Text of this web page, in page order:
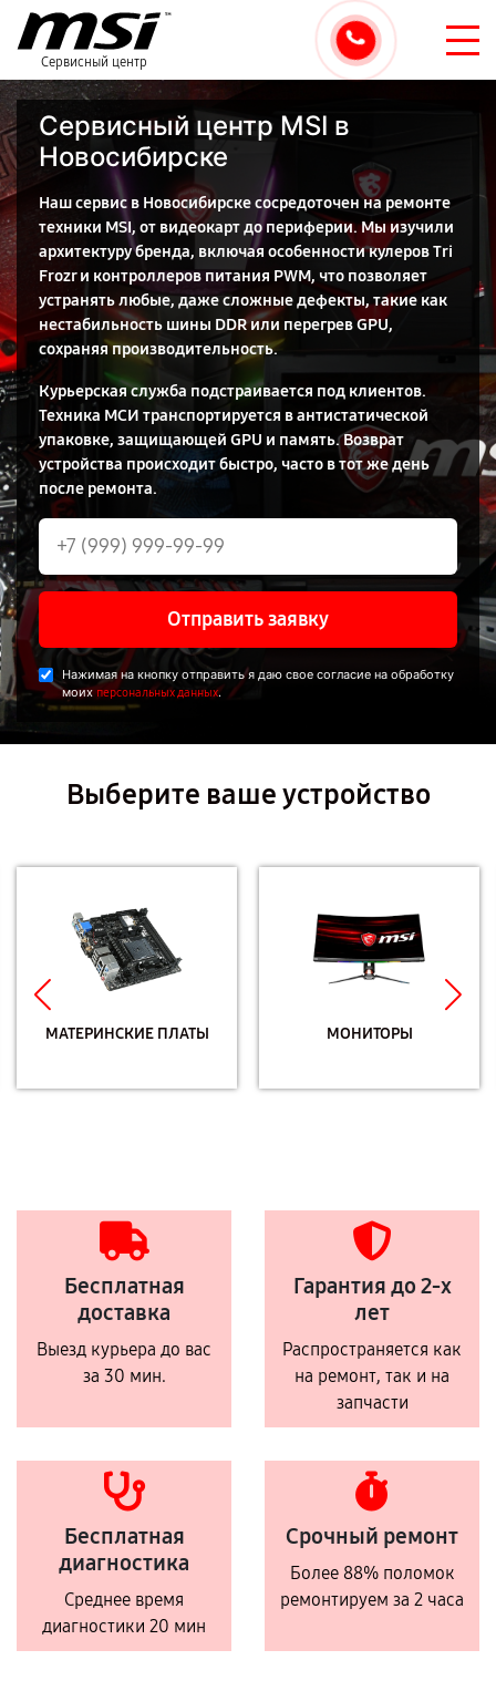
Сервисный центр
Сервисный центр MSI в
Новосибирске
Наш сервис в Новосибирске сосредоточен на ремонте
техники MSI, от видеокарт до периферии. Мы изучили
архитектуру бренда, включая особенности кулеров Tri
Frozr и контроллеров питания PWM, что позволяет
устранять любые, даже сложные дефекты, такие как
нестабильность шины DDR или перегрев GPU,
сохраняя производительность.
Курьерская служба подстраивается под клиентов.
Техника МСИ транспортируется в антистатической
упаковке, защищающей GPU и память. Возврат
устройства происходит быстро, часто в тот же день
после ремонта.
Отправить заявку
Нажимая на кнопку отправить я даю свое согласие на обработку
моих персональных данных.
Выберите ваше устройство
МАТЕРИНСКИЕ ПЛАТЫ МОНИТОРЫ
Бесплатная
доставка
Выезд курьера до вас
за 30 мин.
Гарантия до 2-х
лет
Распространяется как
на ремонт, так и на
запчасти
Бесплатная
диагностика
Среднее время
диагностики 20 мин
Срочный ремонт
Более 88% поломок
ремонтируем за 2 часа